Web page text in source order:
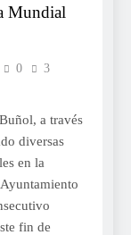
Mundial
0
3
a través
diversas
en la
fin de